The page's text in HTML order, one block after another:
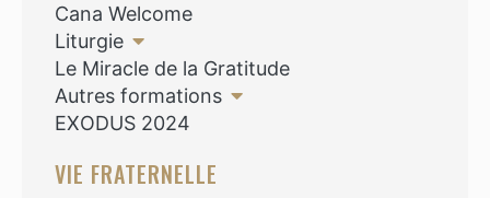
Cana Welcome
Liturgie
Le Miracle de la Gratitude
Autres formations
EXODUS 2024
VIE FRATERNELLE